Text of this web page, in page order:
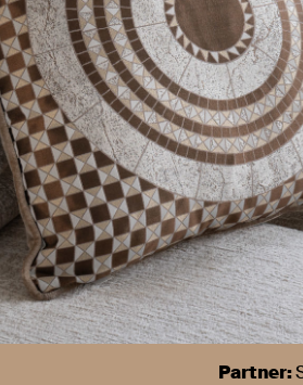
Partner: